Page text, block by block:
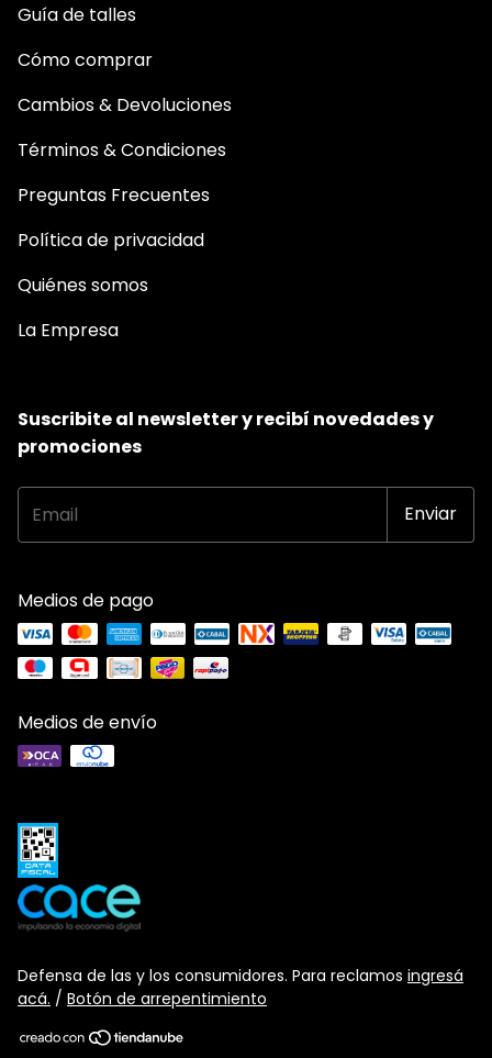
Guía de talles
Cómo comprar
Cambios & Devoluciones
Términos & Condiciones
Preguntas Frecuentes
Política de privacidad
Quiénes somos
La Empresa
Suscribite al newsletter y recibí novedades y
promociones
Medios de pago
Medios de envío
Defensa de las y los consumidores. Para reclamos ingresá
acá. / Botón de arrepentimiento